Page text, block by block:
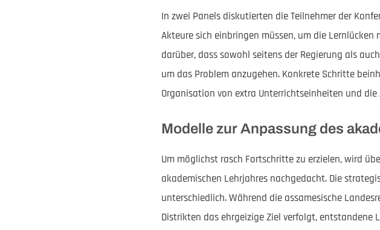
In zwei Panels diskutierten die Teilnehmer der
Akteure sich einbringen müssen, um die
darüber, dass sowohl seitens der Regierung als
um das Problem anzugehen. Konkrete Schritte
Organisation von extra Unterrichtseinheiten und
Modelle zur Anpassung des
Um möglichst rasch Fortschritte zu erzielen, wird
akademischen Lehrjahres nachgedacht. Die
unterschiedlich. Während die assamesische
Distrikten das ehrgeizige Ziel verfolgt, entstandene